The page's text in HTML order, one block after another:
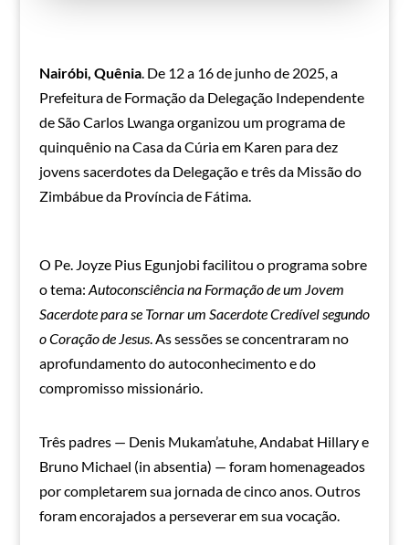
Nairóbi, Quênia. De 12 a 16 de junho de 2025, a
Prefeitura de Formação da Delegação Independente
de São Carlos Lwanga organizou um programa de
quinquênio na Casa da Cúria em Karen para dez
jovens sacerdotes da Delegação e três da Missão do
Zimbábue da Província de Fátima.
O Pe. Joyze Pius Egunjobi facilitou o programa sobre
o tema: Autoconsciência na Formação de um Jovem
Sacerdote para se Tornar um Sacerdote Credível segundo
o Coração de Jesus. As sessões se concentraram no
aprofundamento do autoconhecimento e do
compromisso missionário.
Três padres — Denis Mukam’atuhe, Andabat Hillary e
Bruno Michael (in absentia) — foram homenageados
por completarem sua jornada de cinco anos. Outros
foram encorajados a perseverar em sua vocação.